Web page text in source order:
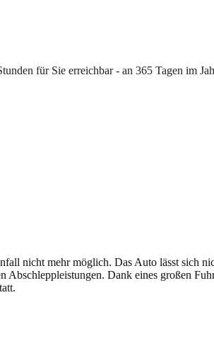
für Sie erreichbar - an 365 Tagen im
nicht mehr möglich. Das Auto lässt sich
Abschleppleistungen. Dank eines großen